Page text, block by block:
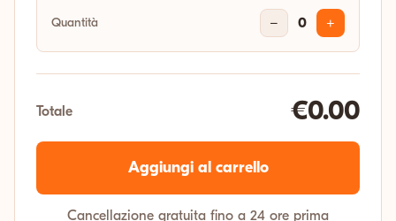
Quantità − 0 +
Totale €0.00
Aggiungi al carrello
Cancellazione gratuita fino a 24 ore prima